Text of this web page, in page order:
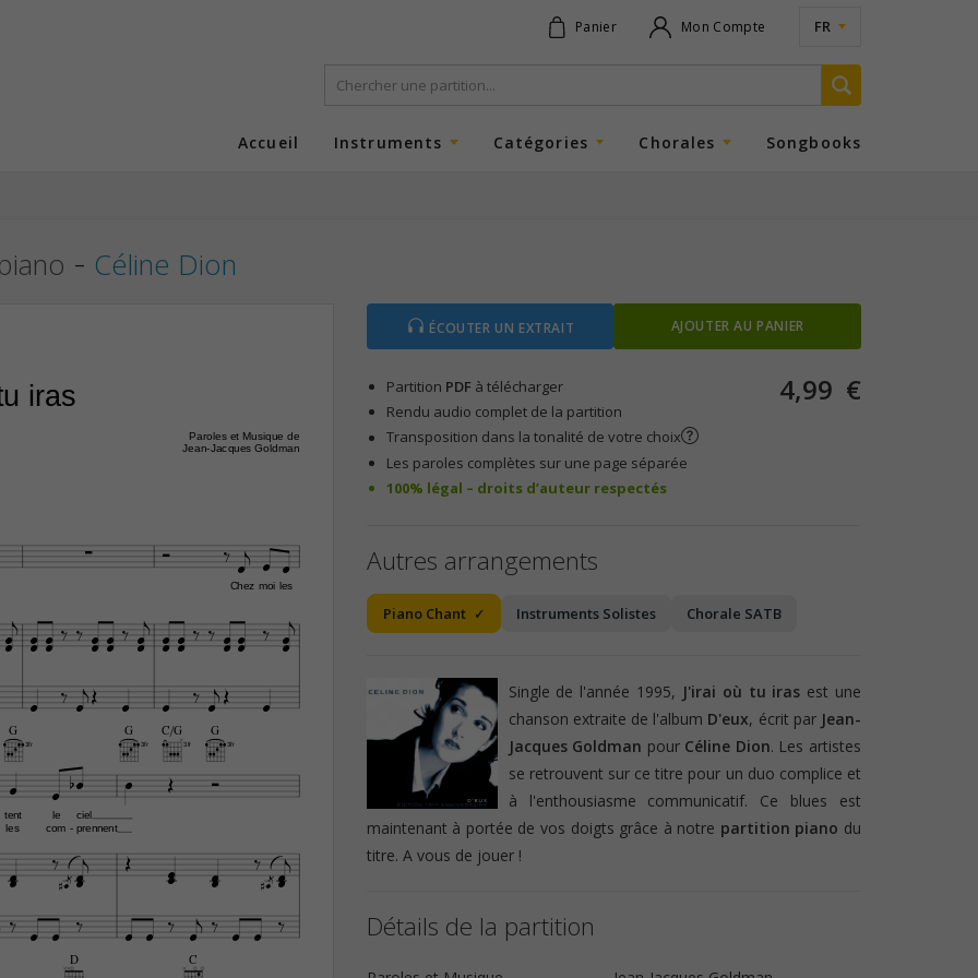
Panier Mon Compte FR
Accueil Instruments Catégories Chorales Songbooks
- Céline Dion
iras
Paroles et Musique de
Jean-Jacques Goldman
Chez moi les
tent
les
3fr
G
le
com
ciel
prennent
-
3fr
G
3fr
C/G
3fr
G
D C

   




  

 



  

  

      

  
   

 

 
  
 
 

 

           
ÉCOUTER UN EXTRAIT AJOUTER AU PANIER
Partition PDF à télécharger
Rendu audio complet de la partition
Transposition dans la tonalité de votre choix
Les paroles complètes sur une page séparée
100% légal – droits d’auteur respectés
4,99 €
Autres arrangements
Piano Chant Instruments Solistes Chorale SATB
Single de l'année 1995, J'irai où tu iras est une
chanson extraite de l'album D'eux, écrit par Jean-
Jacques Goldman pour Céline Dion. Les artistes
se retrouvent sur ce titre pour un duo complice et
à l'enthousiasme communicatif. Ce blues est
maintenant à portée de vos doigts grâce à notre partition piano du
titre. A vous de jouer !
Détails de la partition